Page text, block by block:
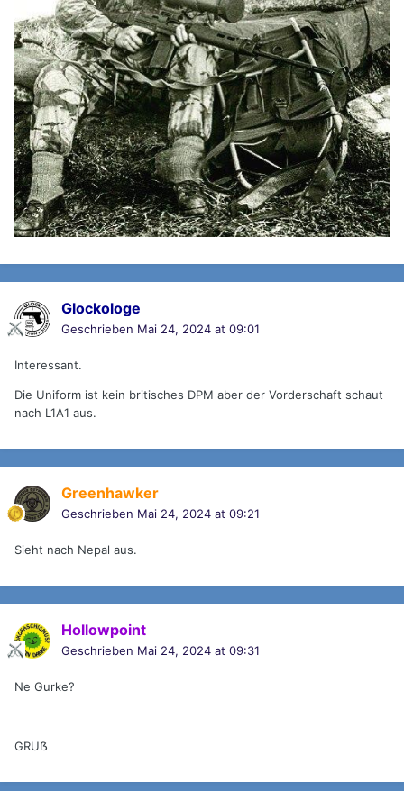
Glockologe
Geschrieben Mai 24, 2024 at 09:01
Interessant.
Die Uniform ist kein britisches DPM aber der Vorderschaft schaut
nach L1A1 aus.
Greenhawker
Geschrieben Mai 24, 2024 at 09:21
Sieht nach Nepal aus.
Hollowpoint
Geschrieben Mai 24, 2024 at 09:31
Ne Gurke?
GRUẞ